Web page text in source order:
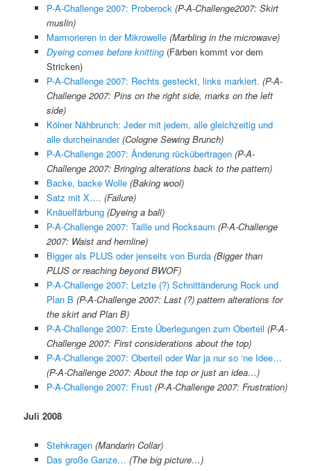
P-A-Challenge 2007: Proberock (P-A-Challenge2007: Skirt
muslin)
Marmorieren in der Mikrowelle (Marbling in the microwave)
Dyeing comes before knitting(Färben kommt vor dem
Stricken)
P-A-Challenge 2007: Rechts gesteckt, links markiert. (P-A-
Challenge 2007: Pins on the right side, marks on the left
side)
Kölner Nähbrunch: Jeder mit jedem, alle gleichzeitig und
alle durcheinander (Cologne Sewing Brunch)
P-A-Challenge 2007: Änderung rückübertragen (P-A-
Challenge 2007: Bringing alterations back to the pattern)
Backe, backe Wolle (Baking wool)
Satz mit X…. (Failure)
Knäuelfärbung (Dyeing a ball)
P-A-Challenge 2007: Taille und Rocksaum (P-A-Challenge
2007: Waist and hemline)
Bigger als PLUS oder jenseits von Burda (Bigger than
PLUS or reaching beyond BWOF)
P-A-Challenge 2007: Letzte (?) Schnittänderung Rock und
Plan B (P-A-Challenge 2007: Last (?) pattern alterations for
the skirt and Plan B)
P-A-Challenge 2007: Erste Überlegungen zum Oberteil (P-A-
Challenge 2007: First considerations about the top)
P-A-Challenge 2007: Oberteil oder War ja nur so ‘ne Idee…
(P-A-Challenge 2007: About the top or just an idea…)
P-A-Challenge 2007: Frust (P-A-Challenge 2007: Frustration)
Juli 2008
Stehkragen (Mandarin Collar)
Das große Ganze… (The big picture…)